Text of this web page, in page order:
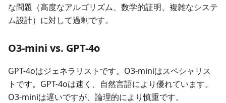
な問題（高度なアルゴリズム、数学的証明、複雑なシステ
ム設計）に対して過剰です。
O3-mini vs. GPT-4o
GPT-4oはジェネラリストです。O3-miniはスペシャリス
トです。GPT-4oは速く、自然言語により優れています。
O3-miniは遅いですが、論理的により慎重です。